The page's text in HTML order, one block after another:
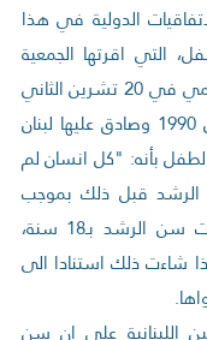
الدولية في هذا
التي اقرتها الجمعية
العامة للامم المتحدة في مؤتمر القمة العالمي في 20 تشرين الثاني
عام 1989 ودخلت حيز التنفيذ في 2 ايلول 1990 وصادق عليها لبنان
بأنه: "كل انسان لم
لم يبلغ سن الرشد قبل ذلك بموجب
القانون المنطبق عليه". بالتالي، فقد حددت سن الرشد بـ18 سنة،
شاءت ذلك استنادا الى
اللبنانية على ان سن